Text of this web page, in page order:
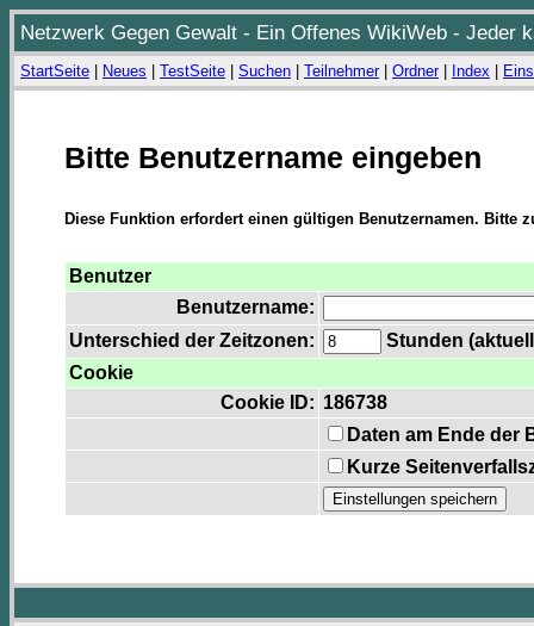
Netzwerk Gegen Gewalt - Ein Offenes WikiWeb - Jeder
StartSeite Neues TestSeite Suchen Teilnehmer| Ordner| Index
Bitte Benutzername eingeben
Diese Funktion erfordert einen gültigen Benutzernamen. Bitte
Benutzer
Benutzername:
Unterschied der Zeitzonen:
Stunden
Cookie
Cookie ID: 186738
Daten am Ende der
Kurze